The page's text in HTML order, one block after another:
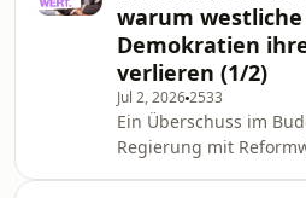
noch leisten soll. In dieser Folge
spricht Gernot Blümel
Zöchling über seine
Pläne als
Zwist zwischen ORF
über einen radi
warum westliche
Demokratien
verlieren (1/2)
Jul 2, 20262533
Ein Überschuss im
Regierung mit